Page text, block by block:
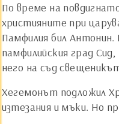
По време на
християните при
Памфилия бил
памфилийския град
него на съд
Хегемонът подложил
изтезания и мъки. Но